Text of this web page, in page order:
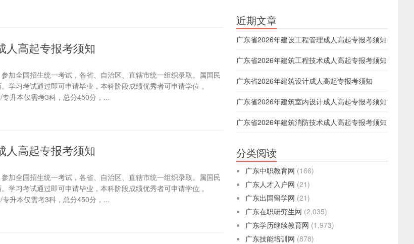
人高起专报考须知
加全国招生统一考试，各省、自治区、直辖市统一组织录取。属国民
学习考试通过即可申请毕业，本科阶段成绩优秀者可申请学位 。
升本仅需考3科，总分450分，...
人高起专报考须知
加全国招生统一考试，各省、自治区、直辖市统一组织录取。属国民
学习考试通过即可申请毕业，本科阶段成绩优秀者可申请学位 。
升本仅需考3科，总分450分，...
近期文章
广东省2026年建设工程管理成人高起专报考须知
广东省2026年建筑工程技术成人高起专报考须知
广东省2026年建筑设计成人高起专报考须知
广东省2026年建筑室内设计成人高起专报考须知
广东省2026年建筑消防技术成人高起专报考须知
分类阅读
广东中职教育网 (166)
广东人才入户网 (21)
广东出国留学网 (21)
广东在职研究生网 (2,035)
广东学历继续教育网 (1,973)
广东技能培训网 (878)